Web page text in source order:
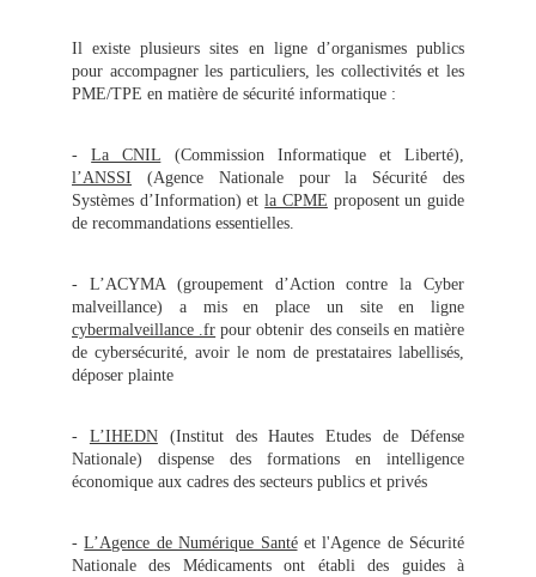
Il existe plusieurs sites en ligne d’organismes publics
pour accompagner les particuliers, les collectivités et les
PME/TPE en matière de sécurité informatique :
-La CNIL (Commission Informatique et Liberté),
l’ANSSI (Agence Nationale pour la Sécurité des
Systèmes d’Information) etla CPME proposent un guide
de recommandations essentielles.
- L’ACYMA (groupement d’Action contre la Cyber
malveillance) a mis en place un site en ligne
cybermalveillance .fr pour obtenir des conseils en matière
de cybersécurité, avoir le nom de prestataires labellisés,
déposer plainte
- L’IHEDN(Institut des Hautes Etudes de Défense
Nationale) dispense des formations en intelligence
économique aux cadres des secteurs publics et privés
-L’Agence de Numérique Santéet l'Agence de Sécurité
Nationale des Médicaments ont établi des guides à